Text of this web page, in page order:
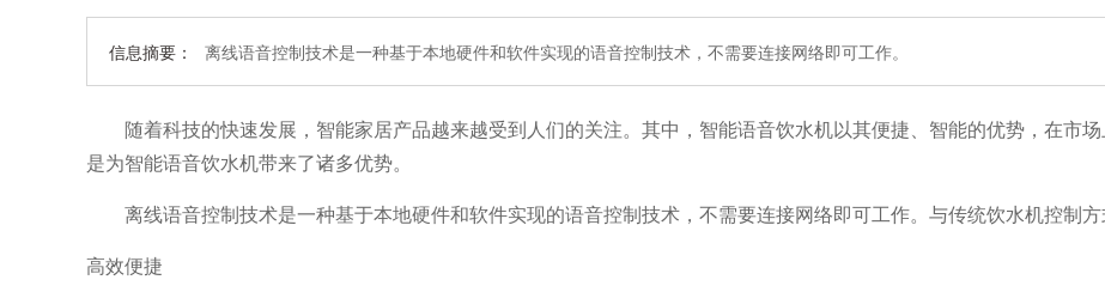
信息摘要： 离线语音控制技术是一种基于本地硬件和软件实现的语音控制技术，不需要连接网络即可工作。
随着科技的快速发展，智能家居产品越来越受到人们的关注。其中，智能语音饮水机以其便捷、智能的优势，在市
是为智能语音饮水机带来了诸多优势。
离线语音控制技术是一种基于本地硬件和软件实现的语音控制技术，不需要连接网络即可工作。与传统饮水机控制方
高效便捷